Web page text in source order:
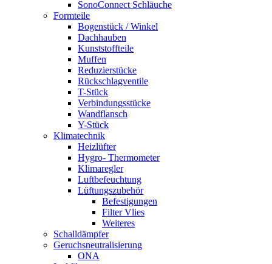
SonoConnect Schläuche
Formteile
Bogenstück / Winkel
Dachhauben
Kunststoffteile
Muffen
Reduzierstücke
Rückschlagventile
T-Stück
Verbindungsstücke
Wandflansch
Y-Stück
Klimatechnik
Heizlüfter
Hygro- Thermometer
Klimaregler
Luftbefeuchtung
Lüftungszubehör
Befestigungen
Filter Vlies
Weiteres
Schalldämpfer
Geruchsneutralisierung
ONA